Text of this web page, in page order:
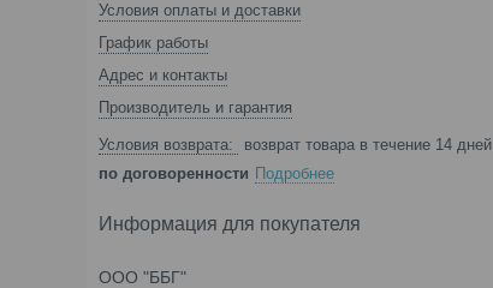
Условия оплаты и доставки
График работы
Адрес и контакты
Производитель и гарантия
возврат товара в течение 14 дней
по договоренности Подробнее
Информация для покупателя
ООО "ББГ"